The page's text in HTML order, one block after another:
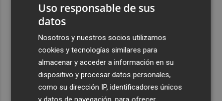
Uso responsable de sus
datos
Nosotros y nuestros socios utilizamos
cookies y tecnologías similares para
almacenar y acceder a información en su
dispositivo y procesar datos personales,
como su dirección IP, identificadores únicos